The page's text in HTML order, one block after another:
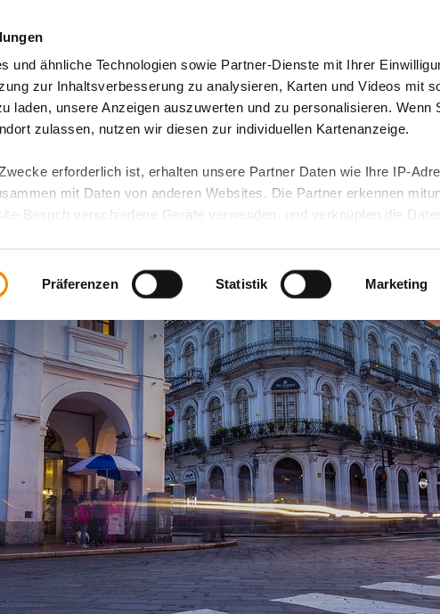
und ähnliche Technologien sowie Partner-Dienste mit Ihrer
zur Inhaltsverbesserung zu analysieren, Karten und Videos mit
laden, unsere Anzeigen auszuwerten und zu personalisieren. Wenn
zulassen, nutzen wir diesen zur individuellen Kartenanzeige.
erforderlich ist, erhalten unsere Partner Daten wie Ihre IP-
mit Daten von anderen Websites. Die Partner erkennen
Besuch verschiedene Geräte verwenden, und verknüpfen die Daten
Ihre Daten führen kann.
Sie in unserenDatenschutzhinweisenund in unsererCookie-
Website-Funktionen für diese Zwecke aktiviert sind, müssen Sie
Sie können mittels nachfolgender Buttons über Ihre Einwilligung für
und Ihre erteilte Einwilligung stets für die Zukunft widerrufen. Bitte
erstreckt sich nicht auf notwendige Cookies, die erforderlich zur
und somit gewünschten Website-Funktionen sind. Diese
Interessen und daher unabhängig von einer Einwilligung.
Präferenzen Statistik Marketing